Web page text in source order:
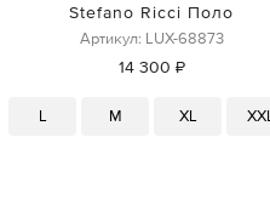
Stefano Ricci Поло
Артикул: LUX-68873
14 300 ₽
L M XL XXL